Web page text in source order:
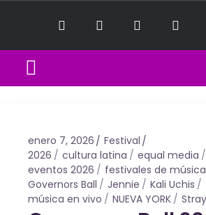
enero 7, 2026
Festival
2026
cultura latina
equal media
eventos 2026
festivales de música
Governors Ball
Jennie
Kali Uchis
música en vivo
NUEVA YORK